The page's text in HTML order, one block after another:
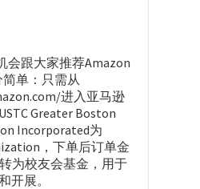
会跟大家推荐Amazon
单：只需从
进入亚马逊
Greater Boston
Incorporated为
，下单后订单金
为校友会基金，用于
开展。